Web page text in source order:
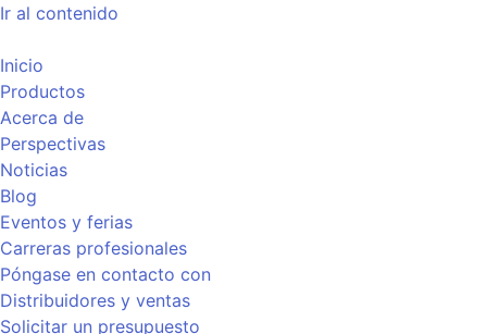
Ir al contenido
Inicio
Productos
Acerca de
Perspectivas
Noticias
Blog
Eventos y ferias
Carreras profesionales
Póngase en contacto con
Distribuidores y ventas
Solicitar un presupuesto